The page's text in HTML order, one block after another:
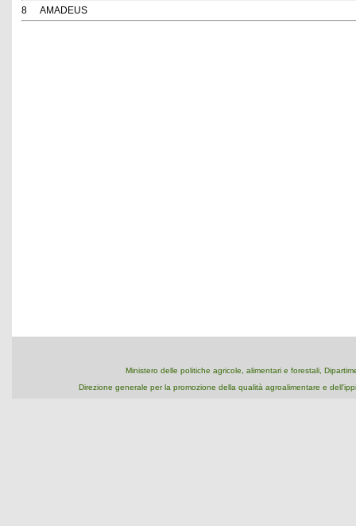
8
AMADEUS
Ministero delle politiche agricole, alimentari e forestali,
Direzione generale per la promozione della qualità agroalimentare e